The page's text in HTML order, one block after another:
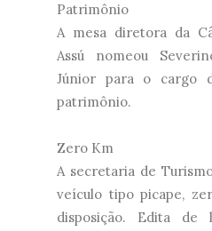
Patrimônio
A mesa diretora da
Assú nomeou
Júnior para o cargo
patrimônio.
Zero Km
A secretaria de
veículo tipo picape,
disposição. Edita de